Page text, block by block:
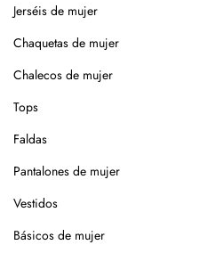
Jerséis de mujer
Chaquetas de mujer
Chalecos de mujer
Tops
Faldas
Pantalones de mujer
Vestidos
Básicos de mujer